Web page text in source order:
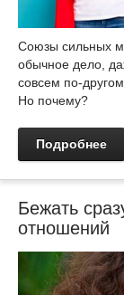
Союзы сильных
обычное дело,
совсем
Но почему?
Подробнее
Бежать
отношений